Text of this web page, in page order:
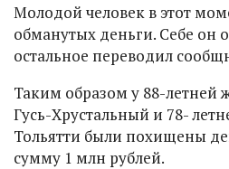
Молодой человек в этот
обманутых деньги. Себе он
остальное переводил
Таким образом у 88-летней
Гусь-Хрустальный и 78-
Тольятти были похищены
сумму 1 млн рублей.